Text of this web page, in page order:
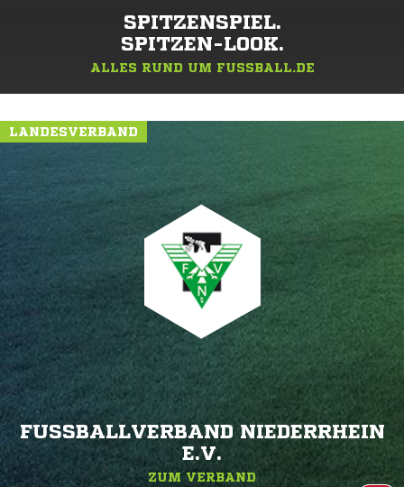
SPITZENSPIEL.
SPITZEN-LOOK.
ALLES RUND UM FUSSBALL.DE
LANDESVERBAND
FUSSBALLVERBAND NIEDERRHEIN E
.V.
ZUM VERBAND